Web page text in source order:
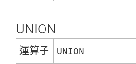
UNION
運算子 UNION